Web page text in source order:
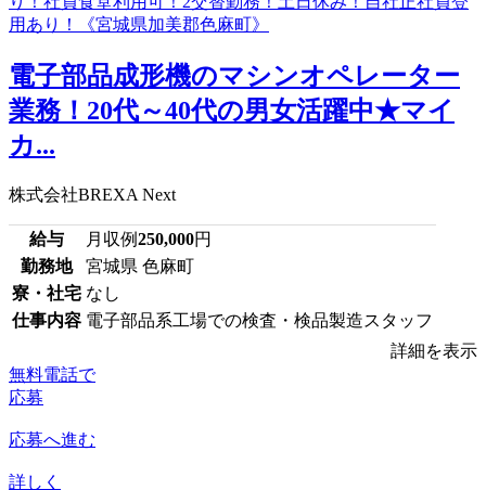
電子部品成形機のマシンオペレーター
業務！20代～40代の男女活躍中★マイ
カ...
株式会社BREXA Next
給与 月収例250,000円
勤務地
宮城県 色麻町
寮・社宅 なし
仕事内容 電子部品系工場での検査・検品製造スタッフ
詳細を表示
無料電話で
応募
応募へ進む
詳しく